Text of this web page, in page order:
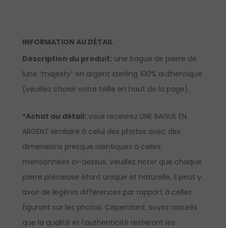
INFORMATION AU DÉTAIL
Description du produit: une bague de pierre de
lune “majesty” en argent sterling 100% authentique
(veuillez choisir votre taille en haut de la page).
*Achat au détail: vous recevrez UNE BAGUE EN
ARGENT similaire à celui des photos avec des
dimensions presque identiques à celles
mentionnées ci-dessus. Veuillez noter que chaque
pierre précieuse étant unique et naturelle, il peut y
avoir de légères différences par rapport à celles
figurant sur les photos. Cependant, soyez assurés
que la qualité et l’authenticité resteront les